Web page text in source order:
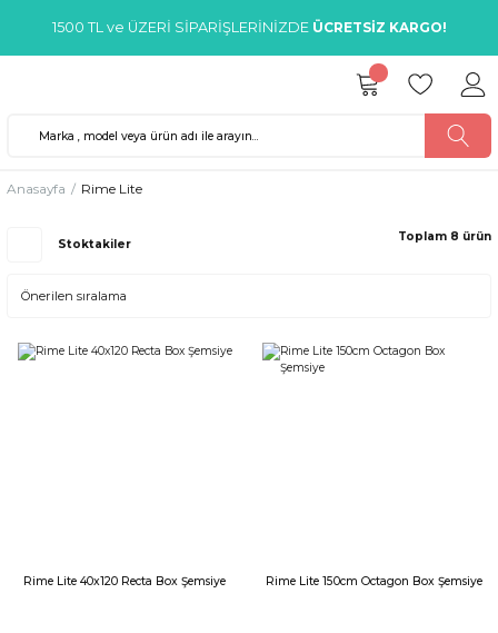
1500 TL ve ÜZERİ SİPARİŞLERİNİZDE ÜCRETSİZ KARGO!
Anasayfa Rime Lite
Stoktakiler
Toplam 8 ürün
Rime Lite 40x120 Recta Box Şemsiye Rime Lite 150cm Octagon Box Şemsiye